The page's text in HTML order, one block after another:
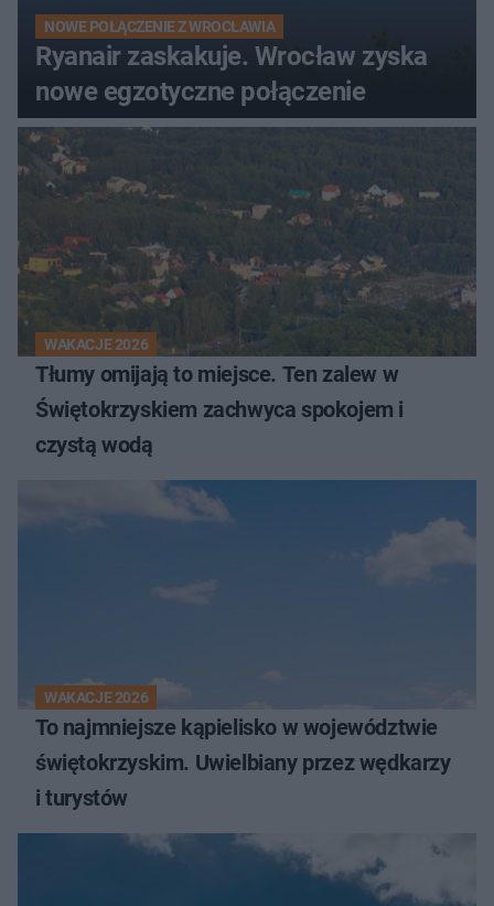
NOWE POŁĄCZENIE Z WROCŁAWIA
Ryanair zaskakuje. Wrocław zyska
nowe egzotyczne połączenie
WAKACJE 2026
Tłumy omijają to miejsce. Ten zalew w
Świętokrzyskiem zachwyca spokojem i
czystą wodą
WAKACJE 2026
To najmniejsze kąpielisko w województwie
świętokrzyskim. Uwielbiany przez wędkarzy
i turystów